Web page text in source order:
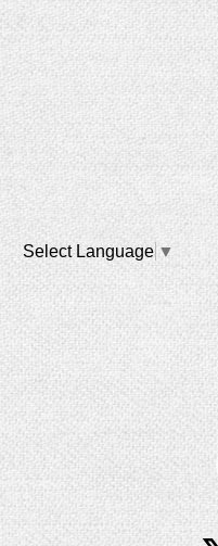
Select Language ▼